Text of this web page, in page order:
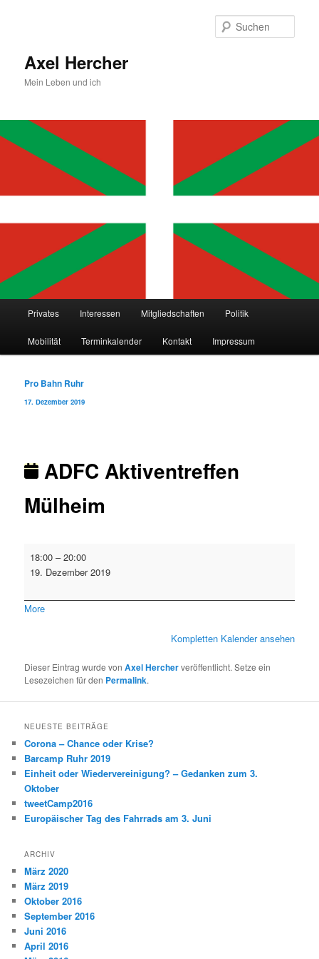
Axel Hercher
Mein Leben und ich
Privates Interessen Mitgliedschaften Politik
Mobilität Terminkalender Kontakt Impressum
Beitragsnavigation
Pro Bahn Ruhr
17. Dezember 2019
ADFC Aktiventreffen
Mülheim
Aktiventreffen
Mülheim
18:00 –20:00
19. Dezember 2019
Moreabout
Kompletten Kalender ansehen
Dieser Eintrag wurde vonAxel Hercherveröffentlicht. Setze ein
Lesezeichen für den Permalink.
NEUESTE BEITRÄGE
Corona – Chance oder Krise?
Barcamp Ruhr 2019
Einheit oder Wiedervereinigung? – Gedanken zum 3.
Oktober
tweetCamp2016
Europäischer Tag des Fahrrads am 3. Juni
ARCHIV
März 2020
März 2019
Oktober 2016
September 2016
Juni 2016
April 2016